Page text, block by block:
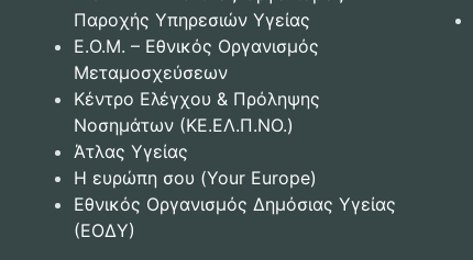
Παροχής Υπηρεσιών Υγείας
Ε.Ο.Μ. – Εθνικός Οργανισμός
Μεταμοσχεύσεων
Κέντρο Ελέγχου & Πρόληψης
Νοσημάτων (ΚΕ.ΕΛ.Π.ΝΟ.)
Άτλας Υγείας
Η ευρώπη σου (Your Europe)
Εθνικός Οργανισμός Δημόσιας Υγείας
(ΕΟΔΥ)